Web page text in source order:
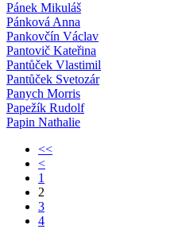
Pánek Mikuláš
Pánková Anna
Pankovčín Václav
Pantovič Kateřina
Pantůček Vlastimil
Pantůček Svetozár
Panych Morris
Papežík Rudolf
Papin Nathalie
<<
<
1
2
3
4